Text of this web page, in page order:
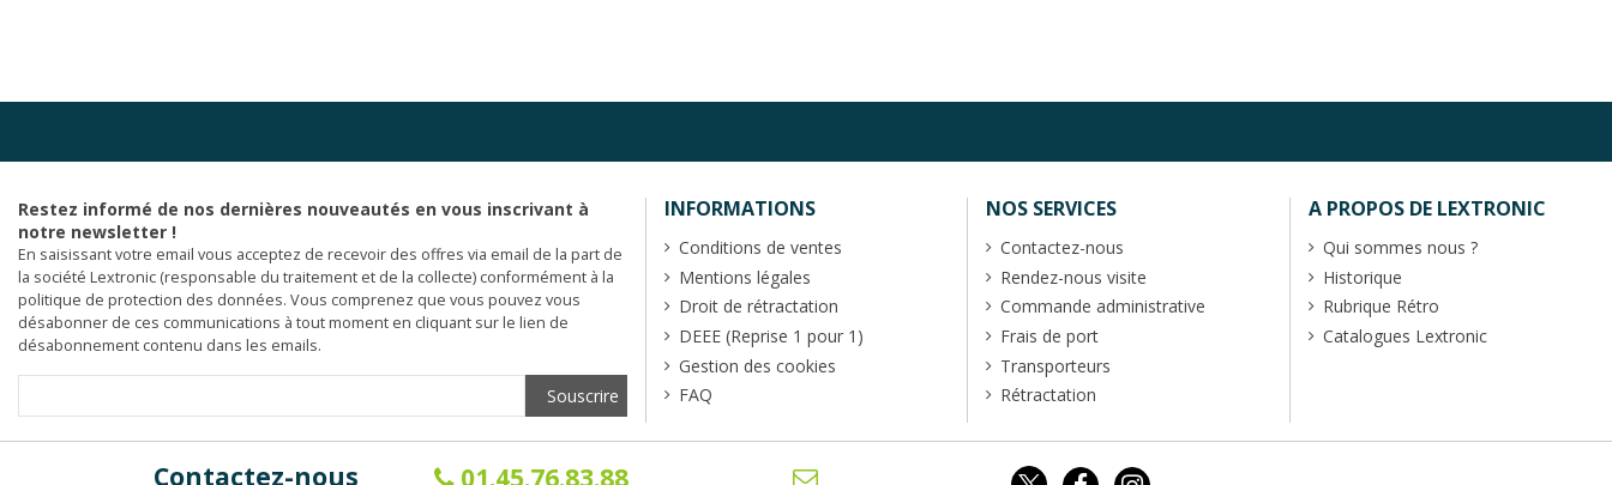
Restez informé de nos dernières nouveautés en vous inscrivant à
notre newsletter !
En saisissant votre email vous acceptez de recevoir des offres via email de la part de
la société Lextronic (responsable du traitement et de la collecte) conformément à la
politique de protection des données. Vous comprenez que vous pouvez vous
désabonner de ces communications à tout moment en cliquant sur le lien de
désabonnement contenu dans les emails.
INFORMATIONS
Conditions de ventes
Mentions légales
Droit de rétractation
DEEE (Reprise 1 pour 1)
Gestion des cookies
FAQ
NOS SERVICES
Contactez-nous
Rendez-nous visite
Commande administrative
Frais de port
Transporteurs
Rétractation
A PROPOS DE LEXTRONIC
Qui sommes nous ?
Historique
Rubrique Rétro
Catalogues Lextronic
Contactez-nous 01.45.76.83.88